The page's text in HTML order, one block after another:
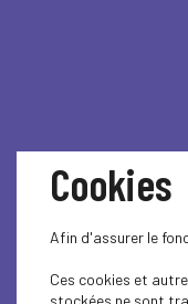
Cookies
Afin d'assurer le
Ces cookies et
stockées ne sont